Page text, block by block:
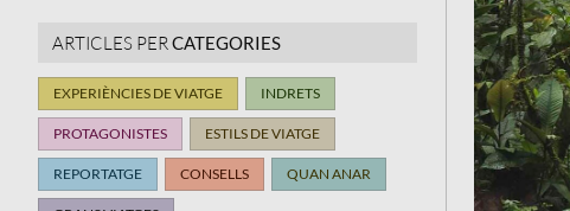
ARTICLES PER CATEGORIES
EXPERIÈNCIES DE VIATGE INDRETS
PROTAGONISTES ESTILS DE VIATGE
REPORTATGE CONSELLS QUAN ANAR